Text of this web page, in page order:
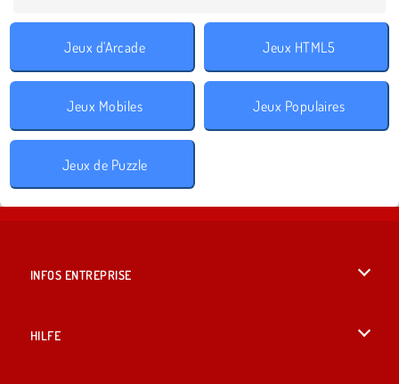
Jeux d'Arcade Jeux HTML5
Jeux Mobiles Jeux Populaires
Jeux de Puzzle
INFOS ENTREPRISE
HILFE